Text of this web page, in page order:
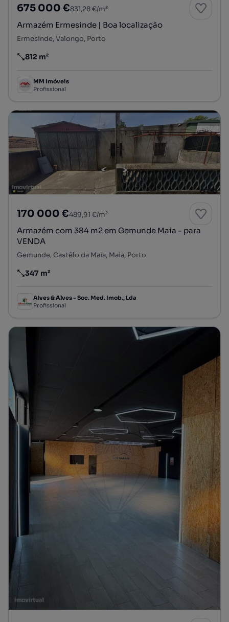
675 000 €831,28 €/m²
Armazém Ermesinde | Boa localização
Ermesinde, Valongo, Porto
Preço por metro quadrado
812 m²
MM Imóveis
Profissional
170 000 €489,91 €/m²
Armazém com 384 m2 em Gemunde Maia - para
VENDA
Gemunde, Castêlo da Maia, Maia, Porto
Preço por metro quadrado
347 m²
Alves & Alves - Soc. Med. Imob., Lda
Profissional